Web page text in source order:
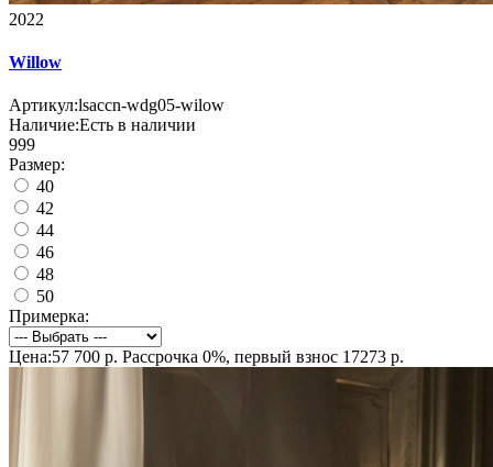
2022
Willow
Артикул:lsaccn-wdg05-wilow
Наличие:Есть в наличии
999
Размер:
40
42
44
46
48
50
Примерка:
Цена:57 700 р. Рассрочка 0%, первый взнос 17273 р.